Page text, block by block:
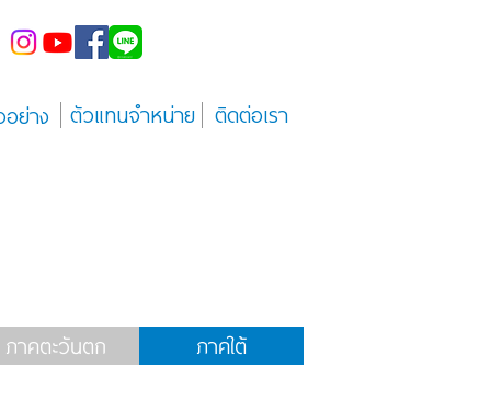
อย่าง ตัวแทนจำหน่าย ติดต่อเรา
ภาคตะวันตก ภาคใต้